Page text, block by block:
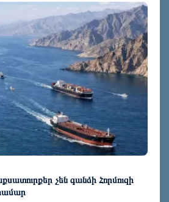
չեն գանձի Հորմուզի